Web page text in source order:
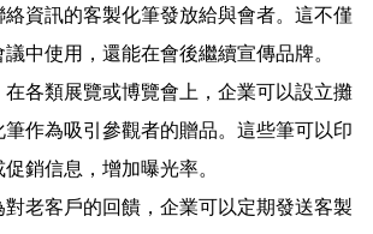
資訊的客製化筆發放給與會者。這不僅
中使用，還能在會後繼續宣傳品牌。
在各類展覽或博覽會上，企業可以設立攤
作為吸引參觀者的贈品。這些筆可以印
銷信息，增加曝光率。
對老客戶的回饋，企業可以定期發送客製